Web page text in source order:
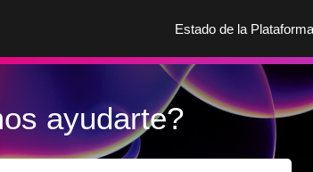
Estado de la Plataforma
ayudarte?